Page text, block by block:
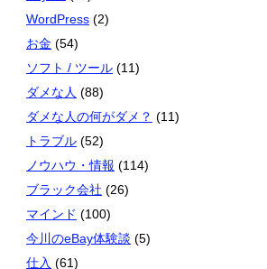
WordPress (2)
お金 (54)
ソフト / ツール (11)
ダメな人 (88)
ダメな人の何がダメ？ (11)
トラブル (52)
ノウハウ・情報 (114)
ブラック会社 (26)
マインド (100)
今川のeBay体験談 (5)
仕入 (61)